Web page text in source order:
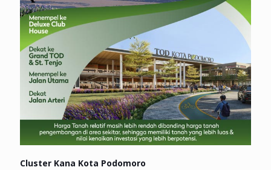
Cluster Kana Kota Podomoro